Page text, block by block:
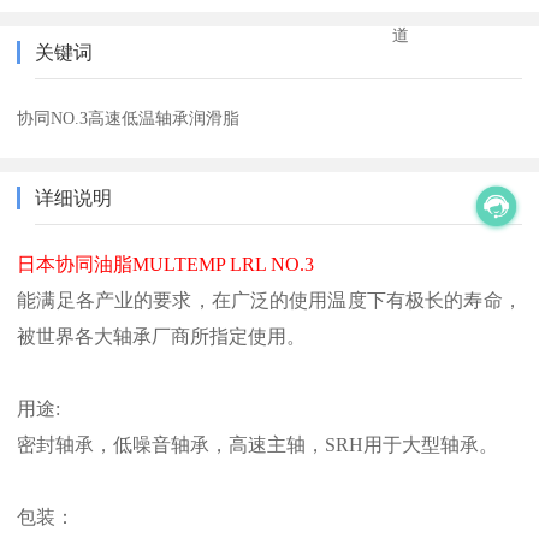
道
关键词
协同NO.3高速低温轴承润滑脂
详细说明
日本协同油脂MULTEMP LRL NO.3
能满足各产业的要求，在广泛的使用温度下有极长的寿命，
被世界各大轴承厂商所指定使用。
用途:
密封轴承，低噪音轴承，高速主轴，SRH用于大型轴承。
包装：